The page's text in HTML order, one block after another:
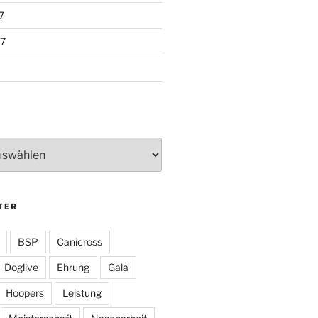
BSP Canicross
Doglive Ehrung Gala
Hoopers Leistung